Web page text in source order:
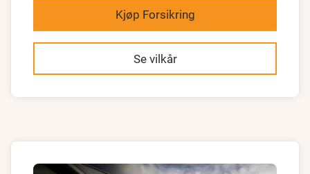
Kjøp Forsikring
Se vilkår